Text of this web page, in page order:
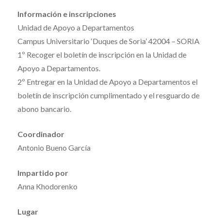
Información e inscripciones
Unidad de Apoyo a Departamentos
Campus Universitario ‘Duques de Soria’ 42004 – SORIA
1º Recoger el boletín de inscripción en la Unidad de
Apoyo a Departamentos.
2º Entregar en la Unidad de Apoyo a Departamentos el
boletín de inscripción cumplimentado y el resguardo de
abono bancario.
Coordinador
Antonio Bueno García
Impartido por
Anna Khodorenko
Lugar